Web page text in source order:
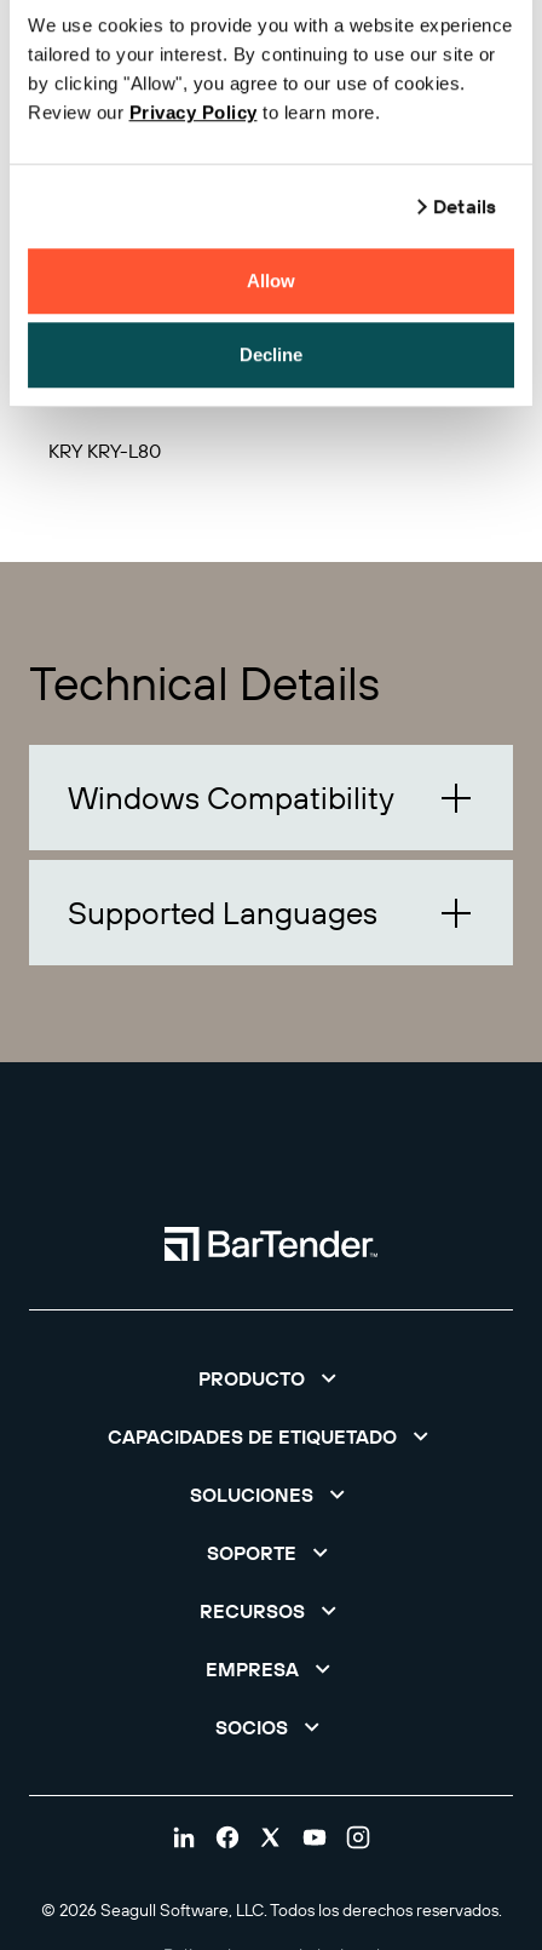
We use cookies to provide you with a website experience
tailored to your interest. By continuing to use our site or
by clicking "Allow", you agree to our use of cookies.
Review our Privacy Policy to learn more.
Details
Allow
Decline
Seleccione una serie
de impresoras para
comenzar y luego elija
su modelo de
impresora de las listas
que siguen
KRY KRY-L58
KRY KRY-L80
Technical Details
Windows Compatibility
Supported Languages
PRODUCTO
CAPACIDADES DE ETIQUETADO
SOLUCIONES
SOPORTE
RECURSOS
EMPRESA
SOCIOS
© 2026 Seagull Software, LLC. Todos los derechos reservados.